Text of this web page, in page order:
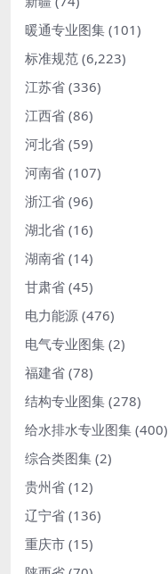
暖通专业图集 (101)
标准规范 (6,223)
江苏省 (336)
江西省 (86)
河北省 (59)
河南省 (107)
浙江省 (96)
湖北省 (16)
湖南省 (14)
甘肃省 (45)
电力能源 (476)
电气专业图集 (2)
福建省 (78)
结构专业图集 (278)
给水排水专业图集 (400)
综合类图集 (2)
贵州省 (12)
辽宁省 (136)
重庆市 (15)